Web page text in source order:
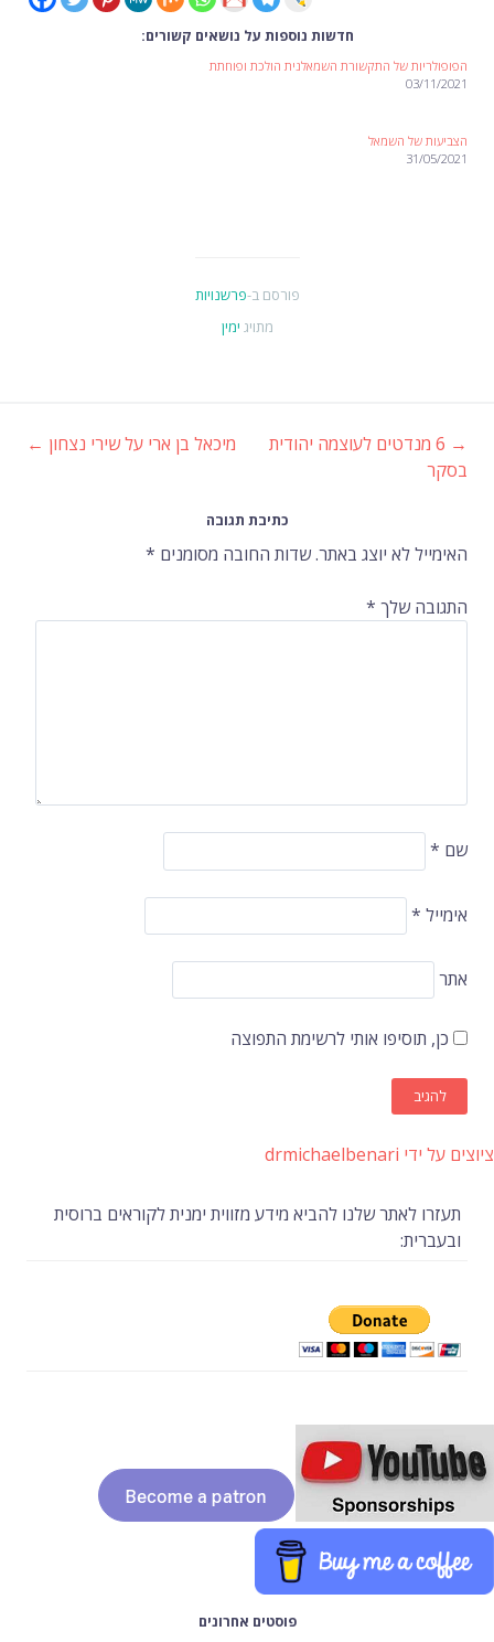
חדשות נוספות על נושאים קשורים:
הפופולריות של התקשורת השמאלנית הולכת ופוחתת
03/11/2021
הצביעות של השמאל
31/05/2021
פורסם ב-פרשנויות
מתויג ימין
ניווט
ברשומות
→
6 מנדטים לעוצמה יהודית
בסקר
מיכאל בן ארי על שירי נצחון ←
כתיבת תגובה
האימייל לא יוצג באתר.שדות החובה מסומנים *
התגובה שלך *
שם *
אימייל *
אתר
כן, תוסיפו אותי לרשימת התפוצה
ציוצים על ידי drmichaelbenari
תעזרו לאתר שלנו להביא מידע מזווית ימנית לקוראים ברוסית
ובעברית:
פוסטים אחרונים